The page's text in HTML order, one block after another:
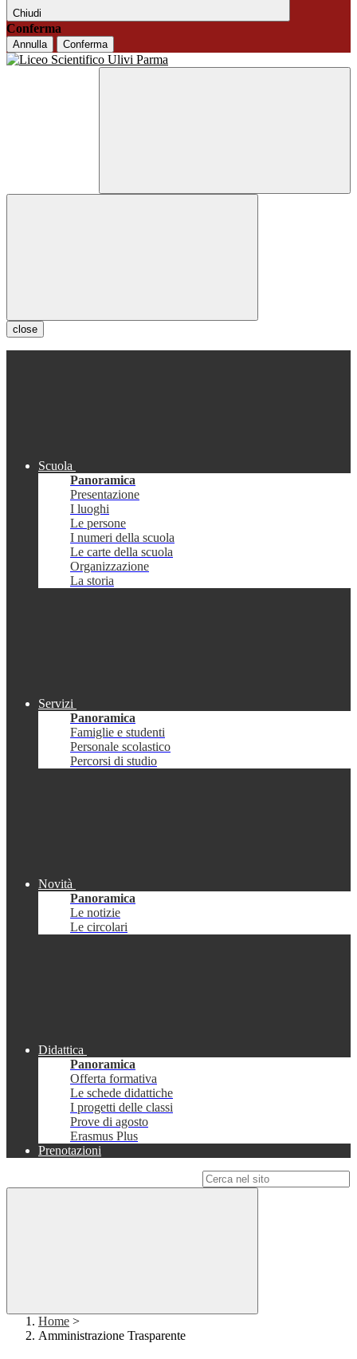
Chiudi
Conferma
Annulla Conferma
close
Scuola
Panoramica
Presentazione
I luoghi
Le persone
I numeri della scuola
Le carte della scuola
Organizzazione
La storia
Servizi
Panoramica
Famiglie e studenti
Personale scolastico
Percorsi di studio
Novità
Panoramica
Le notizie
Le circolari
Didattica
Panoramica
Offerta formativa
Le schede didattiche
I progetti delle classi
Prove di agosto
Erasmus Plus
Prenotazioni
Home >
Amministrazione Trasparente